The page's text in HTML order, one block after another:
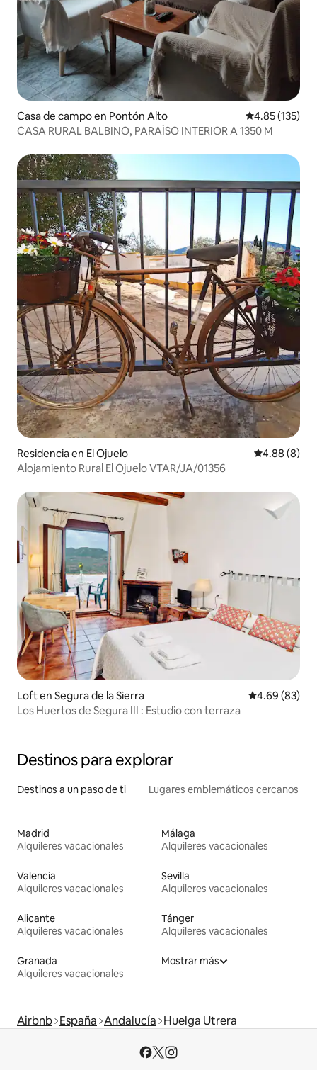
Casa de campo en Pontón Alto Calificación
4.85 (135)
CASA RURAL BALBINO, PARAÍSO INTERIOR A 1350 M
Residencia en El Ojuelo Calificación
4.88 (8)
Alojamiento Rural El Ojuelo VTAR/JA/01356
Loft en Segura de la Sierra Calificación
4.69 (83)
Los Huertos de Segura III : Estudio con terraza
Destinos para explorar
Destinos a un paso de ti Lugares emblemáticos cercanos
Madrid
Alquileres vacacionales
Málaga
Alquileres vacacionales
Valencia
Alquileres vacacionales
Sevilla
Alquileres vacacionales
Alicante
Alquileres vacacionales
Tánger
Alquileres vacacionales
Granada
Alquileres vacacionales
Mostrar más
Airbnb España Andalucía Huelga Utrera